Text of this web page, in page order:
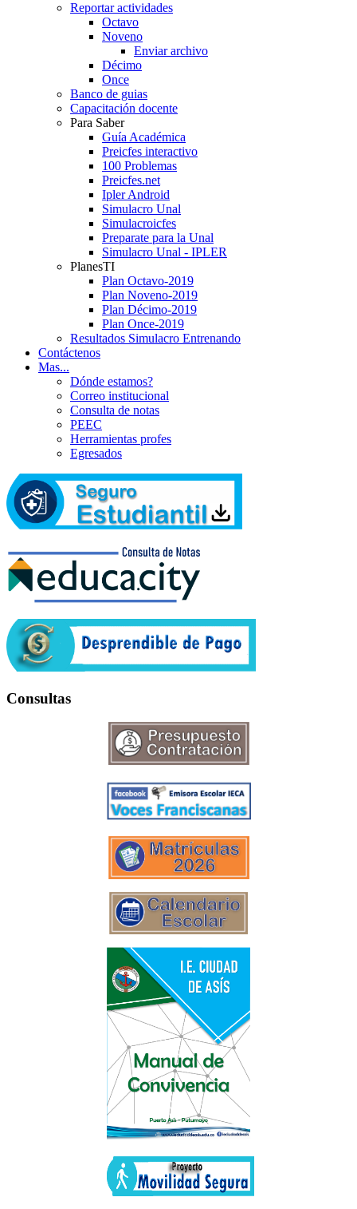
Reportar actividades
Octavo
Noveno
Enviar archivo
Décimo
Once
Banco de guias
Capacitación docente
Para Saber
Guía Académica
Preicfes interactivo
100 Problemas
Preicfes.net
Ipler Android
Simulacro Unal
Simulacroicfes
Preparate para la Unal
Simulacro Unal - IPLER
PlanesTI
Plan Octavo-2019
Plan Noveno-2019
Plan Décimo-2019
Plan Once-2019
Resultados Simulacro Entrenando
Contáctenos
Mas...
Dónde estamos?
Correo institucional
Consulta de notas
PEEC
Herramientas profes
Egresados
Consultas